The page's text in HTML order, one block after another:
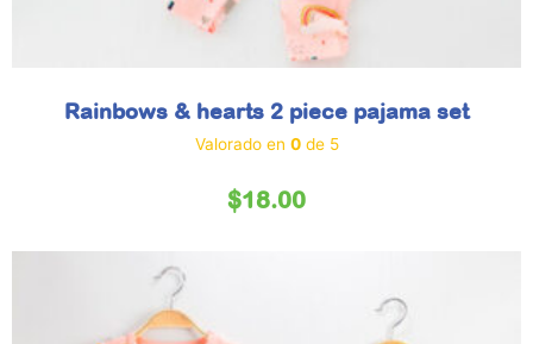
Rainbows & hearts 2 piece pajama set
Valorado en 0de 5
$18.00